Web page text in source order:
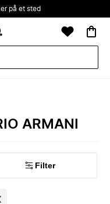
på et sted
ARMANI
Filter